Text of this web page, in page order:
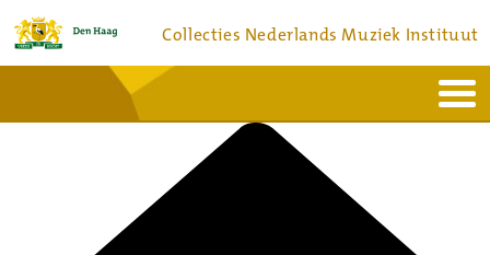
Collecties Nederlands Muziek Instituut
Bronnen en collecties